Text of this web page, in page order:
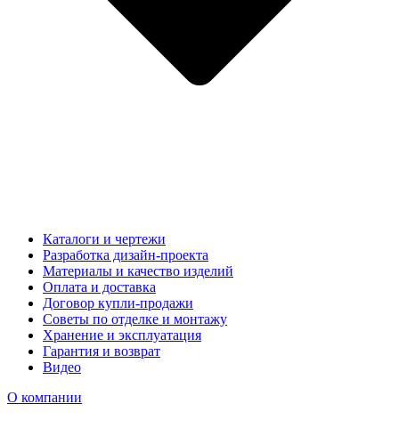
Каталоги и чертежи
Разработка дизайн-проекта
Материалы и качество изделий
Оплата и доставка
Договор купли-продажи
Советы по отделке и монтажу
Хранение и эксплуатация
Гарантия и возврат
Видео
О компании